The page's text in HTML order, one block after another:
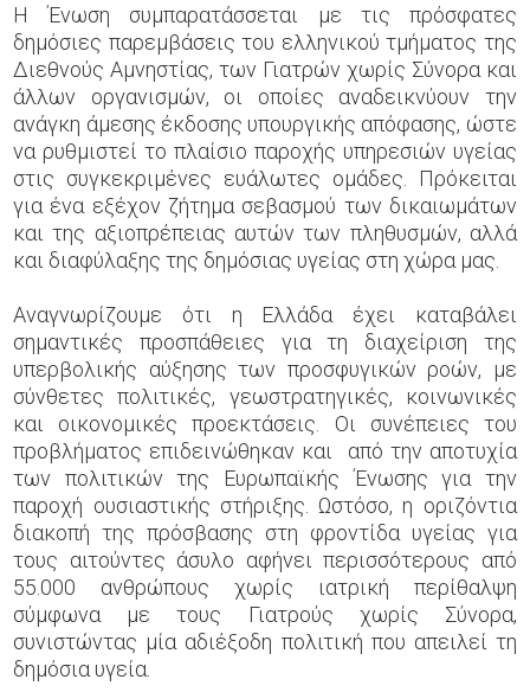
Η Ένωση συμπαρατάσσεται με τις πρόσφατες
δημόσιες παρεμβάσεις του ελληνικού τμήματος της
Διεθνούς Αμνηστίας, των Γιατρών χωρίς Σύνορα και
άλλων οργανισμών, οι οποίες αναδεικνύουν την
ανάγκη άμεσης έκδοσης υπουργικής απόφασης, ώστε
να ρυθμιστεί το πλαίσιο παροχής υπηρεσιών υγείας
στις συγκεκριμένες ευάλωτες ομάδες. Πρόκειται
για ένα εξέχον ζήτημα σεβασμού των δικαιωμάτων
και της αξιοπρέπειας αυτών των πληθυσμών, αλλά
και διαφύλαξης της δημόσιας υγείας στη χώρα μας.
Αναγνωρίζουμε ότι η Ελλάδα έχει καταβάλει
σημαντικές προσπάθειες για τη διαχείριση της
υπερβολικής αύξησης των προσφυγικών ροών, με
σύνθετες πολιτικές, γεωστρατηγικές, κοινωνικές
και οικονομικές προεκτάσεις. Οι συνέπειες του
προβλήματος επιδεινώθηκαν και από την αποτυχία
των πολιτικών της Ευρωπαϊκής Ένωσης για την
παροχή ουσιαστικής στήριξης. Ωστόσο, η οριζόντια
διακοπή της πρόσβασης στη φροντίδα υγείας για
τους αιτούντες άσυλο αφήνει περισσότερους από
55.000 ανθρώπους χωρίς ιατρική περίθαλψη
σύμφωνα με τους Γιατρούς χωρίς Σύνορα,
συνιστώντας μία αδιέξοδη πολιτική που απειλεί τη
δημόσια υγεία.